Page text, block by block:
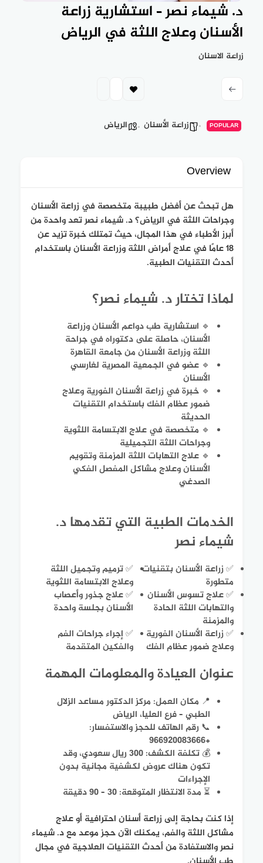
د. شيماء نصر – استشارية زراعة
الأسنان وعلاج اللثة في الرياض
زراعة الاسنان
POPULAR زراعة الأسنان الرياض
Overview
هل تبحث عن أفضل طبيبة متخصصة في زراعة الأسنان
وجراحات اللثة في الرياض؟ د. شيماء نصر تعد واحدة من
أبرز الأطباء في هذا المجال، حيث تمتلك خبرة تزيد عن
18 عامًا في علاج أمراض اللثة وزراعة الأسنان باستخدام
أحدث التقنيات الطبية.
لماذا تختار د. شيماء نصر؟
🔹 استشارية طب دواعم الأسنان وزراعة
الأسنان، حاصلة على دكتوراه في جراحة
اللثة وزراعة الأسنان من جامعة القاهرة
🔹 عضو في الجمعية المصرية لغارسي
الأسنان
🔹 خبرة في زراعة الأسنان الفورية وعلاج
ضمور عظام الفك باستخدام التقنيات
الحديثة
🔹 متخصصة في علاج الابتسامة اللثوية
وجراحات اللثة التجميلية
🔹 علاج التهابات اللثة المزمنة وتقويم
الأسنان وعلاج مشاكل المفصل الفكي
الصدغي
الخدمات الطبية التي تقدمها د.
شيماء نصر
✅ زراعة الأسنان بتقنيات
متطورة
✅ ترميم وتجميل اللثة
وعلاج الابتسامة اللثوية
✅ علاج تسوس الأسنان
والتهابات اللثة الحادة
والمزمنة
✅ علاج جذور وأعصاب
الأسنان بجلسة واحدة
✅ زراعة الأسنان الفورية
وعلاج ضمور عظام الفك
✅ إجراء جراحات الفم
والفكين المتقدمة
عنوان العيادة والمعلومات المهمة
📍 مكان العمل:مركز الدكتور مساعد الزلال
الطبي – فرع العليا، الرياض​
📞 رقم الهاتف للحجز والاستفسار:
+966920083666​
💰 تكلفة الكشف: 300 ريال سعودي، وقد
تكون هناك عروض لكشفية مجانية بدون
الإجراءات​
⏳ مدة الانتظار المتوقعة: 30 – 90 دقيقة
إذا كنت بحاجة إلى زراعة أسنان احترافية أو علاج
مشاكل اللثة والفم، يمكنك الآن حجز موعد مع د. شيماء
نصر والاستفادة من أحدث التقنيات العلاجية في مجال